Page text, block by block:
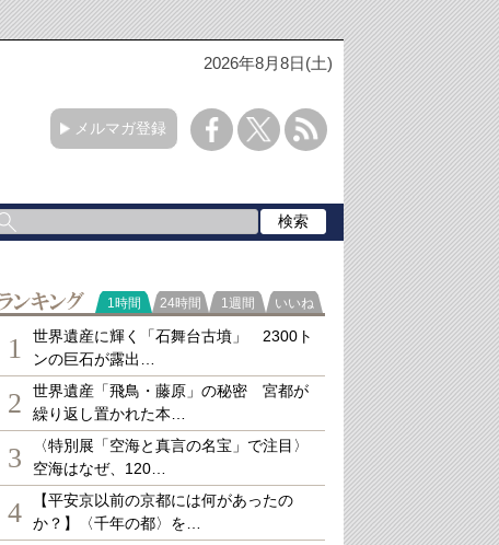
2026年8月8日(土)
メルマガ登録
ランキング
1時間 24時間 1週間 いいね
1
世界遺産に輝く「石舞台古墳」 2300ト
ンの巨石が露出…
2
世界遺産「飛鳥・藤原」の秘密 宮都が
繰り返し置かれた本…
3
〈特別展「空海と真言の名宝」で注目〉
空海はなぜ、120…
4
【平安京以前の京都には何があったの
か？】〈千年の都〉を…